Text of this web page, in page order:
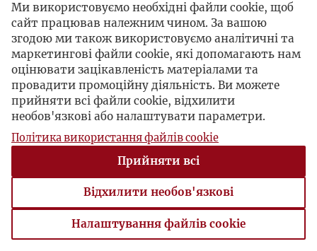
Autor publikacji:Jerzy Zawieyski
Ми використовуємо необхідні файли cookie, щоб
сайт працював належним чином. За вашою
згодою ми також використовуємо аналітичні та
маркетингові файли cookie, які допомагають нам
оцінювати зацікавленість матеріалами та
провадити промоційну діяльність. Ви можете
прийняти всі файли cookie, відхилити
необов'язкові або налаштувати параметри.
Політика використання файлів cookie
Прийняти всі
Відхилити необов'язкові
Налаштування файлів cookie
Налаштування файлів cookie